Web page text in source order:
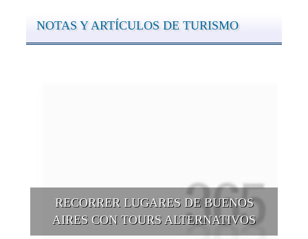
NOTAS Y ARTÍCULOS DE TURISMO
RECORRER LUGARES DE BUENOS
AIRES CON TOURS ALTERNATIVOS